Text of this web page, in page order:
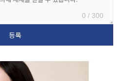
0 / 300